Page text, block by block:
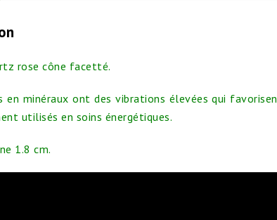
rose cône facetté.
en minéraux ont des vibrations élevées qui
utilisés en soins énergétiques.
1.8 cm.